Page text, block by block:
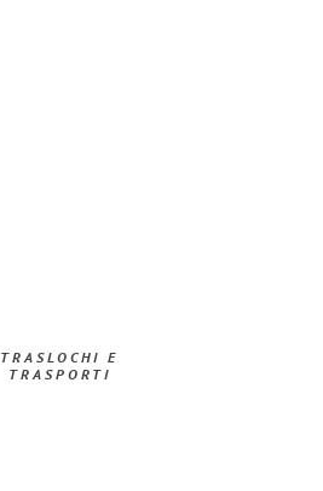
TRASLOCHI E
TRASPORTI​